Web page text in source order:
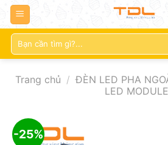
Tìm
kiếm:
Trang chủ / ĐÈN LED PHA
LED MODULE
-25%